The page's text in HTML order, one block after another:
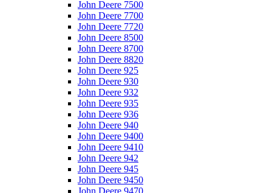
John Deere 7500
John Deere 7700
John Deere 7720
John Deere 8500
John Deere 8700
John Deere 8820
John Deere 925
John Deere 930
John Deere 932
John Deere 935
John Deere 936
John Deere 940
John Deere 9400
John Deere 9410
John Deere 942
John Deere 945
John Deere 9450
John Deere 9470